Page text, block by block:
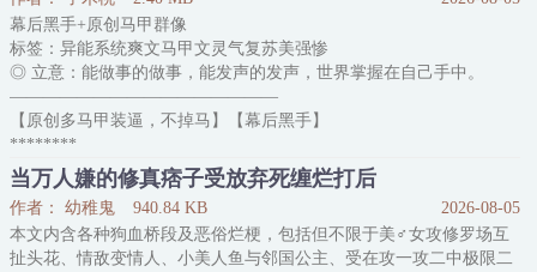
星，镜头都没蹭上。
更绝的是，他心心念念的大反派，竟以金主爸爸的身份空降现场！真
人帅得惨绝人寰！
程澈内心：“握草！帅死我了啊啊啊！
表面：“沈先生……我好疼……（虚弱绿茶脸）”
为
幕后黑手+原创马甲群像
标签：异能系统爽文马甲文灵气复苏美强惨
◎ 立意：能做事的做事，能发声的发声，世界掌握在自己手中。
————————————————
【原创多马甲装逼，不掉马】【幕后黑手】
********
楚在洲以肝帝名号称霸游戏界，某天偶得一款叫作《救世主》的游
戏。
为了所有隐藏成就和支线，楚在洲创建了成百上千的小号，互相走剧
情。
＃ 灭世的是我，救世的是我，相爱相杀的还是我：D＃
当万人嫌的修真痞子受放弃死缠烂打后
作者： 幼稚鬼 940.84 KB
2026-08-05
本文内含各种狗血桥段及恶俗烂梗，包括但不限于美♂女攻修罗场互
扯头花、情敌变情人、小美人鱼与邻国公主、受在攻一攻二中极限二